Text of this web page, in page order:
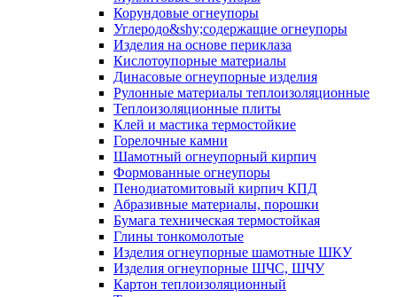
Корундовые огнеупоры
Углеродо&shy;содержащие огнеупоры
Изделия на основе периклаза
Кислотоупорные материалы
Динасовые огнеупорные изделия
Рулонные материалы теплоизоляционные
Тепло­изоляционные плиты
Клей и мастика термостойкие
Горелочные камни
Шамотный огнеупорный кирпич
Формованные огнеупоры
Пенодиатомитовый кирпич КПД
Абразивные материалы, порошки
Бумага техническая термостойкая
Глины тонкомолотые
Изделия огнеупорные шамотные ШКУ
Изделия огнеупорные ШЧС, ШЧУ
Картон теплоизоляционный